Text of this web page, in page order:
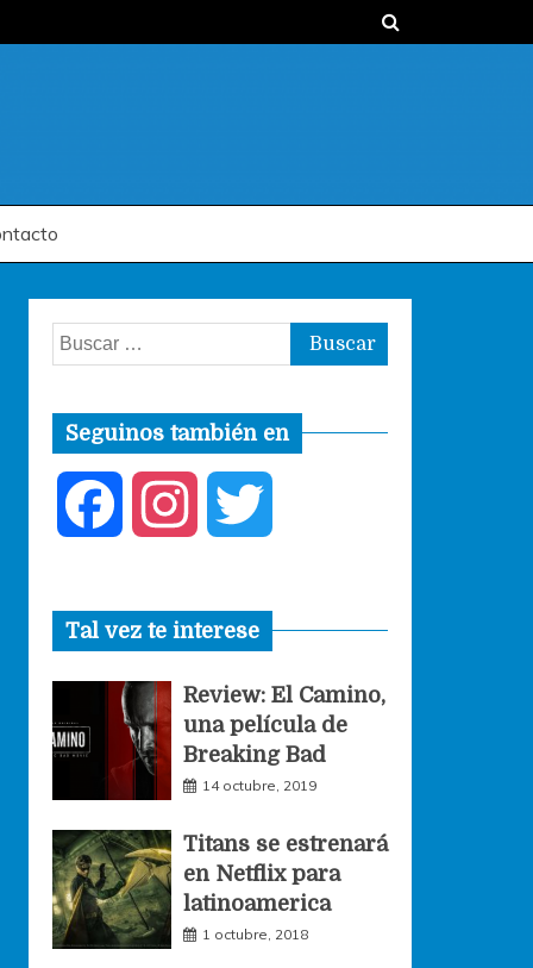
Buscar:
Seguinos también en
c
e
b
o
o
s
t
a
g
r
i
t
t
r
Tal vez te interese
Review: El Camino,
una película de
Breaking Bad
14 octubre, 2019
Titans se estrenará
en Netflix para
latinoamerica
1 octubre, 2018